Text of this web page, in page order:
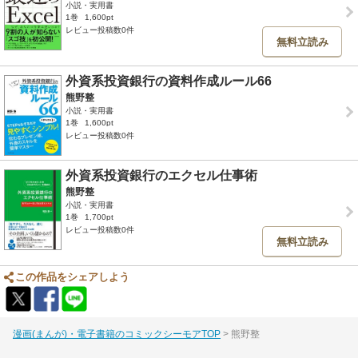
小説・実用書
1巻
1,600pt
レビュー投稿数0件
無料立読み
外資系投資銀行の資料作成ルール66
熊野整
小説・実用書
1巻
1,600pt
レビュー投稿数0件
外資系投資銀行のエクセル仕事術
熊野整
小説・実用書
1巻
1,700pt
レビュー投稿数0件
無料立読み
この作品をシェアしよう
漫画(まんが)・電子書籍のコミックシーモアTOP 熊野整